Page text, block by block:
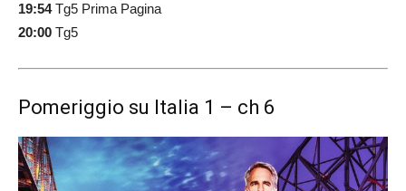
19:54Tg5 Prima Pagina
20:00 Tg5
Pomeriggio su Italia 1 – ch 6